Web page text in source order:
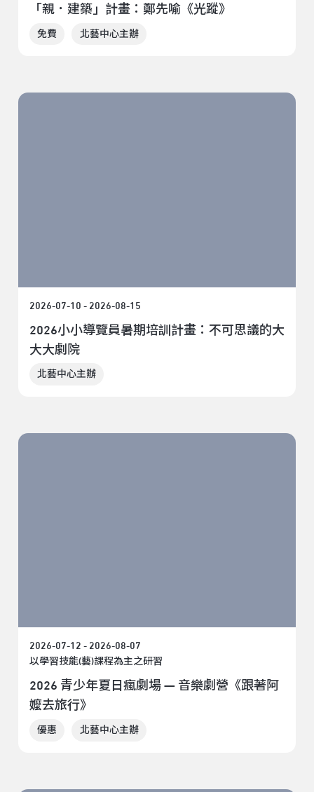
「親．建築」計畫：鄭先喻《光蹤》
免費 北藝中心主辦
2026-07-10 - 2026-08-15
2026小小導覽員暑期培訓計畫：不可思議的大
大大劇院
北藝中心主辦
2026-07-12 - 2026-08-07
以學習技能(藝)課程為主之研習
2026 青少年夏日瘋劇場 — 音樂劇營《跟著阿
嬤去旅行》
優惠 北藝中心主辦